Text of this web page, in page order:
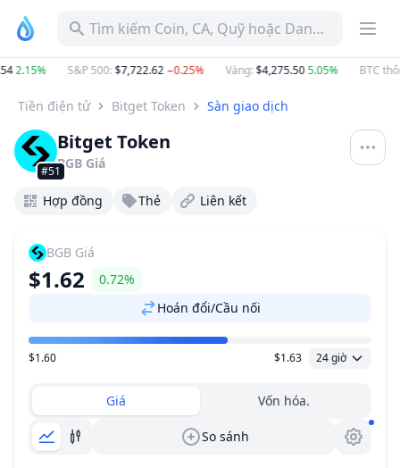
Tìm kiếm Coin, CA, Quỹ hoặc Danh mục
2.15% S&P 500:$7,722.62−0.25% Vàng:$4,275.505.05% BTC
Tiền điện tử Bitget Token Sàn giao dịch
#51
Bitget Token
BGB Giá
Hợp đồng Thẻ Liên kết
BGB Giá
$1.62
0.72%
Hoán đổi/Cầu nối
Khoảng giá
$1.60 $1.63 24 giờ
Giá Vốn hóa.
So sánh